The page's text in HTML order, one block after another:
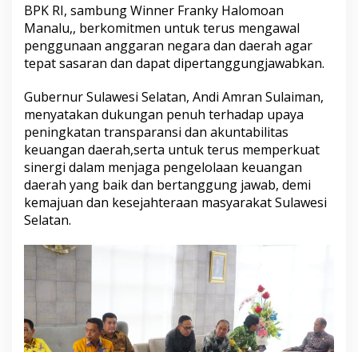
h
u
n
2
0
4
K
e
p
a
d
a
a
e
r
i
BPK RI, sambung Winner Franky Halomoan
Manalu,, berkomitmen untuk terus mengawal
penggunaan anggaran negara dan daerah agar
tepat sasaran dan dapat dipertanggungjawabkan.
Gubernur Sulawesi Selatan, Andi Amran Sulaiman,
menyatakan dukungan penuh terhadap upaya
peningkatan transparansi dan akuntabilitas
keuangan daerah,serta untuk terus memperkuat
sinergi dalam menjaga pengelolaan keuangan
daerah yang baik dan bertanggung jawab, demi
kemajuan dan kesejahteraan masyarakat Sulawesi
Selatan.